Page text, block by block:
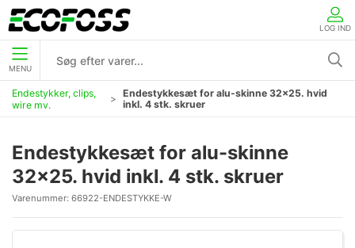
LOG IND
MENU
Endestykker, clips,
wire mv.
Endestykkesæt for alu-skinne 32x25. hvid
inkl. 4 stk. skruer
Endestykkesæt for alu-skinne
32x25. hvid inkl. 4 stk. skruer
Varenummer: 66922-ENDESTYKKE-W